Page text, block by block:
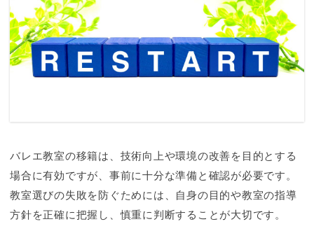
バレエ教室の移籍は、技術向上や環境の改善を目的とする
場合に有効ですが、事前に十分な準備と確認が必要です。
教室選びの失敗を防ぐためには、自身の目的や教室の指導
方針を正確に把握し、慎重に判断することが大切です。